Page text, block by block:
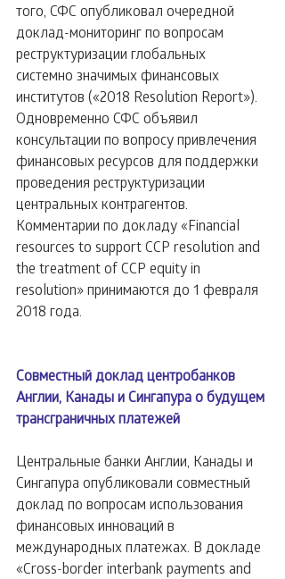
того, СФС опубликовал очередной
доклад-мониторинг по вопросам
реструктуризации глобальных
системно значимых финансовых
институтов («2018 Resolution Report»).
Одновременно СФС объявил
консультации по вопросу привлечения
финансовых ресурсов для поддержки
проведения реструктуризации
центральных контрагентов.
Комментарии по докладу «Financial
resources to support CCP resolution and
the treatment of CCP equity in
resolution» принимаются до 1 февраля
2018 года.
Совместный доклад центробанков
Англии, Канады и Сингапура о будущем
трансграничных платежей
Центральные банки Англии, Канады и
Сингапура опубликовали совместный
доклад по вопросам использования
финансовых инноваций в
международных платежах. В докладе
«Cross-border interbank payments and